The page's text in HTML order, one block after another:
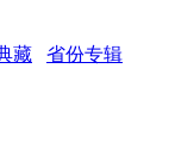
藏
省份专辑